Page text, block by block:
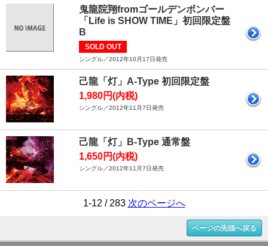
鬼龍院翔fromゴールデンボンバー
「Life is SHOW TIME」初回限定盤
B
SOLD OUT
シングル／2012年10月17日発売
己龍「灯」A-Type 初回限定盤
1,980円(内税)
シングル／2012年11月7日発売
己龍「灯」B-Type 通常盤
1,650円(内税)
シングル／2012年11月7日発売
1-12 / 283 次のページへ
ページの先頭へ戻る